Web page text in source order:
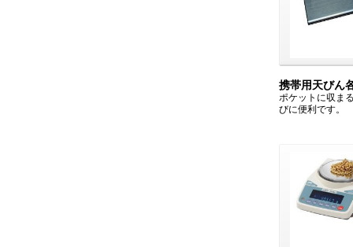
携帯用天びん
ポケットに収ま
びに便利です。